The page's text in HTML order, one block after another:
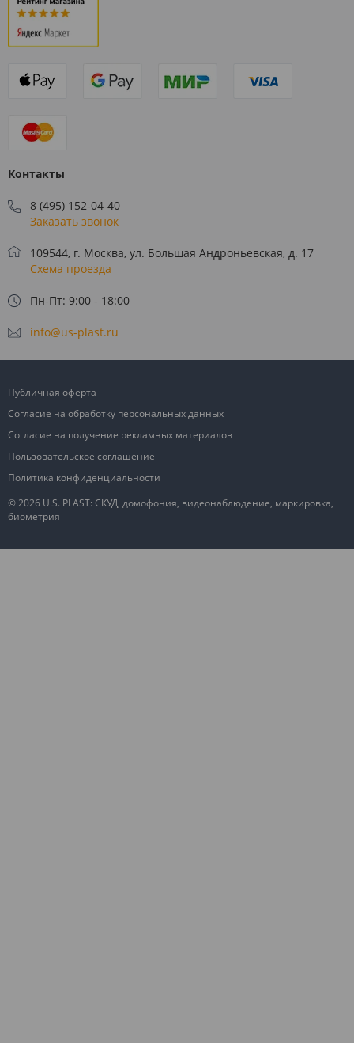
Контакты
8 (495) 152-04-40
Заказать звонок
109544, г. Москва, ул. Большая Андроньевская, д. 17
Схема проезда
Пн-Пт: 9:00 - 18:00
info@us-plast.ru
© 2026 U.S. PLAST: СКУД, домофония, видеонаблюдение, маркировка,
биометрия
Публичная оферта
Согласие на обработку персональных данных
Согласие на получение рекламных материалов
Пользовательское соглашение
Политика конфиденциальности